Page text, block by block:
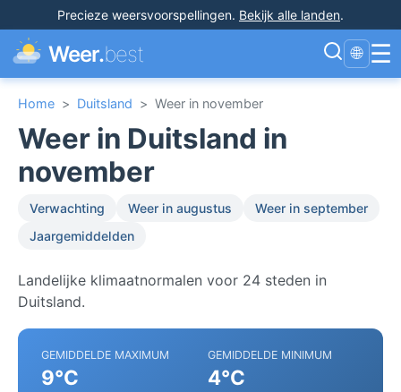
Precieze weersvoorspellingen. Bekijk alle landen.
Weer.best 🌐 ☰
Home > Duitsland > Weer in november
Weer in Duitsland in
november
Verwachting Weer in augustus
Weer in september
Jaargemiddelden
Landelijke klimaatnormalen voor 24 steden in
Duitsland.
GEMIDDELDE MAXIMUM
9°C
GEMIDDELDE MINIMUM
4°C